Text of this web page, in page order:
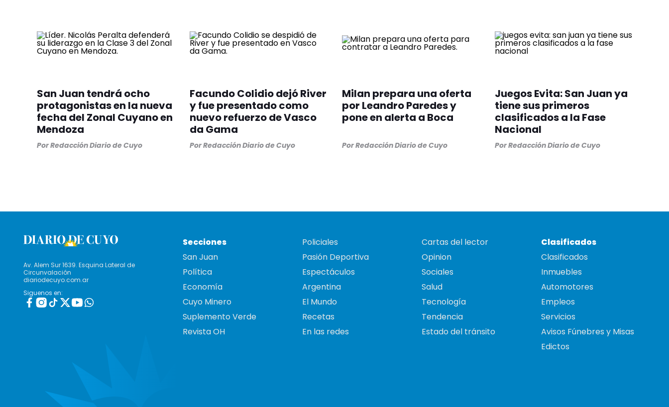
San Juan tendrá ocho
protagonistas en la nueva
fecha del Zonal Cuyano en
Mendoza
PorRedacción Diario de Cuyo
Facundo Colidio dejó River
y fue presentado como
nuevo refuerzo de Vasco
da Gama
PorRedacción Diario de Cuyo
Milan prepara una oferta
por Leandro Paredes y
pone en alerta a Boca
PorRedacción Diario de Cuyo
Juegos Evita: San Juan ya
tiene sus primeros
clasificados a la Fase
Nacional
PorRedacción Diario de Cuyo
Av. Alem Sur 1639. Esquina Lateral de
Circunvalación
diariodecuyo.com.ar
Siguenos en:
Secciones
San Juan
Política
Economía
Cuyo Minero
Suplemento Verde
Revista OH
Policiales
Pasión Deportiva
Espectáculos
Argentina
El Mundo
Recetas
En las redes
Cartas del lector
Opinion
Sociales
Salud
Tecnología
Tendencia
Estado del tránsito
Clasificados
Clasificados
Inmuebles
Automotores
Empleos
Servicios
Avisos Fúnebres y Misas
Edictos